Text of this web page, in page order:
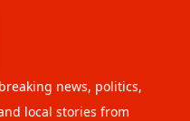
news, politics,
local stories from